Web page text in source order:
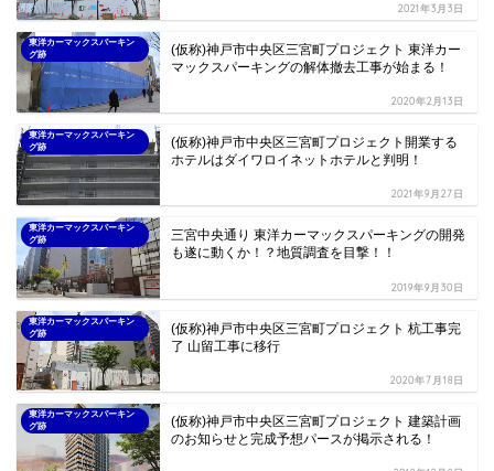
2021年3月3日
東洋カーマックスパーキン
グ跡
(仮称)神戸市中央区三宮町プロジェクト 東洋カー
マックスパーキングの解体撤去工事が始まる！
2020年2月13日
東洋カーマックスパーキン
グ跡
(仮称)神戸市中央区三宮町プロジェクト開業する
ホテルはダイワロイネットホテルと判明！
2021年9月27日
東洋カーマックスパーキン
グ跡
三宮中央通り 東洋カーマックスパーキングの開発
も遂に動くか！？地質調査を目撃！！
2019年9月30日
東洋カーマックスパーキン
グ跡
(仮称)神戸市中央区三宮町プロジェクト 杭工事完
了 山留工事に移行
2020年7月18日
東洋カーマックスパーキン
グ跡
(仮称)神戸市中央区三宮町プロジェクト 建築計画
のお知らせと完成予想パースが掲示される！